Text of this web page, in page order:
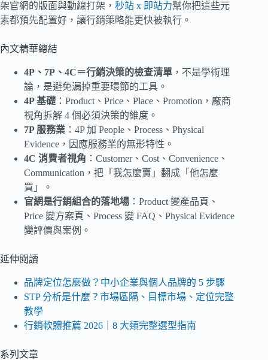
架官網的版面與動線打架， 秒站 x 即站力幫你把這些元
素都預先配置好，讓行銷策略能更快被執行。
內文精華總結
4P、7P、4C＝行銷決策的檢查清單 ，不是學術理
論，是避免漏掉重要環節的工具。
4P 基礎 ：Product、Price、Place、Promotion，廠商
視角拆解 4 個必須決策的維度。
7P 服務業 ：4P 加 People、Process、Physical
Evidence，因應服務業的無形特性。
4C 消費者視角 ：Customer、Cost、Convenience、
Communication，把「我怎麼賣」翻成「他怎麼
買」。
官網是行銷組合的落地場 ：Product 變產品頁、
Price 變方案頁、Process 變 FAQ、Physical Evidence
變評價與案例。
延伸閱讀
品牌定位怎麼做？中小企業與個人品牌的 5 步驟
STP 分析是什麼？市場區隔、目標市場、定位完整
教學
行銷軟體推薦 2026｜8 大類完整選型指南
系列文章